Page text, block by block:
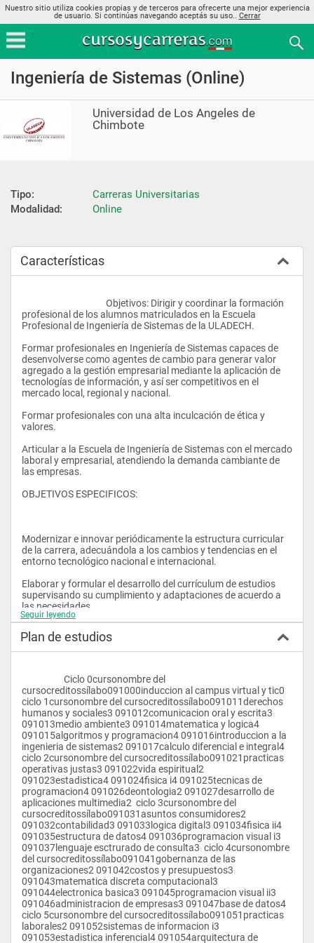
Nuestro sitio utiliza cookies propias y de terceros para ofrecerte una mejor experiencia
de usuario. Si continúas navegando aceptás su uso.. Cerrar
Ingeniería de Sistemas (Online)
Universidad de Los Angeles de
Chimbote
Tipo:
Carreras Universitarias
Modalidad:
Online
Características
profesional de los alumnos matriculados en la Escuela
Profesional de Ingeniería de Sistemas de la ULADECH.
Formar profesionales en Ingeniería de Sistemas capaces de
desenvolverse como agentes de cambio para generar valor
agregado a la gestión empresarial mediante la aplicación de
tecnologías de información, y así ser competitivos en el
mercado local, regional y nacional.
Formar profesionales con una alta inculcación de ética y
valores.
Articular a la Escuela de Ingeniería de Sistemas con el mercado
laboral y empresarial, atendiendo la demanda cambiante de
las empresas.
OBJETIVOS ESPECIFICOS:
Modernizar e innovar periódicamente la estructura curricular
de la carrera, adecuándola a los cambios y tendencias en el
entorno tecnológico nacional e internacional.
Elaborar y formular el desarrollo del currículum de estudios
supervisando su cumplimiento y adaptaciones de acuerdo a
las necesidades.
como pilotos de preparación pre profesional y a la vez brinden
servicio comunitario de calidad y bajo costo.
Solicitar, coordinar y supervisar el dictado de las asignaturas
que constituyen el Plan de estudios.
Capacitar a los recursos humanos de la Escuela mediante la
celebración de convenios con Universidades e Instituciones de
prestigio que están a la vanguardia de la tecnología de la
información, fomentando el intercambio tecnológico.
Fomentar unidades de producción, que generen sus propios
recursos, aprovechando el nivel de experiencia de los docentes
y administrativos.
Mejorar la administración y organización de la Escuela de
Ingeniería de Sistemas y Facultad de Ingeniería, que permita el
desarrollo, comunicación y toma de decisiones fluidos
facilitando la concreción de iniciativas modernas e
innovadoras.
Garantizar las condiciones de equipamiento e infraestructura
de la Escuela., estableciendo una plataforma moderna que
brinde un servicio adecuado a los estudiantes.
Realización de Seminarios, Cursos, Talleres, Charlas referente
a las nuevas tendencias tecnológicas en Sistemas.
Seguir leyendo
Plan de estudios
cursocreditossílabo091000induccion al campus virtual y tic0
ciclo 1cursonombre del cursocreditossílabo091011derechos
humanos y sociales3 091012comunicacion oral y escrita3
091013medio ambiente3 091014matematica y logica4
091015algoritmos y programacion4 091016introduccion a la
ingenieria de sistemas2 091017calculo diferencial e integral4
ciclo 2cursonombre del cursocreditossílabo091021practicas
operativas justas3 091022vida espiritual2
091023estadistica4 091024fisica i4 091025tecnicas de
programacion4 091026deontologia2 091027desarrollo de
aplicaciones multimedia2  ciclo 3cursonombre del
cursocreditossílabo091031asuntos consumidores2
091032contabilidad3 091033logica digital3 091034fisica ii4
091035estructura de datos4 091036programacion visual i3
091037lenguaje esctrurado de consulta3  ciclo 4cursonombre
del cursocreditossílabo091041gobernanza de las
organizaciones2 091042costos y presupuestos3
091043matematica discreta computacional3
091044electronica basica3 091045programacion visual ii3
091046administracion de empresas3 091047base de datos4
ciclo 5cursonombre del cursocreditossílabo091051practicas
laborales2 091052sistemas de informacion i3
091053estadistica inferencial4 091054arquitectura de